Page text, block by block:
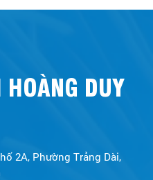
DUY
2A, Phường Trảng Dài,